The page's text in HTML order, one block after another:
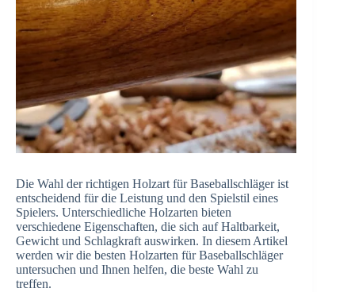
Die Wahl der richtigen Holzart für Baseballschläger ist
entscheidend für die Leistung und den Spielstil eines
Spielers. Unterschiedliche Holzarten bieten
verschiedene Eigenschaften, die sich auf Haltbarkeit,
Gewicht und Schlagkraft auswirken. In diesem Artikel
werden wir die besten Holzarten für Baseballschläger
untersuchen und Ihnen helfen, die beste Wahl zu
treffen.